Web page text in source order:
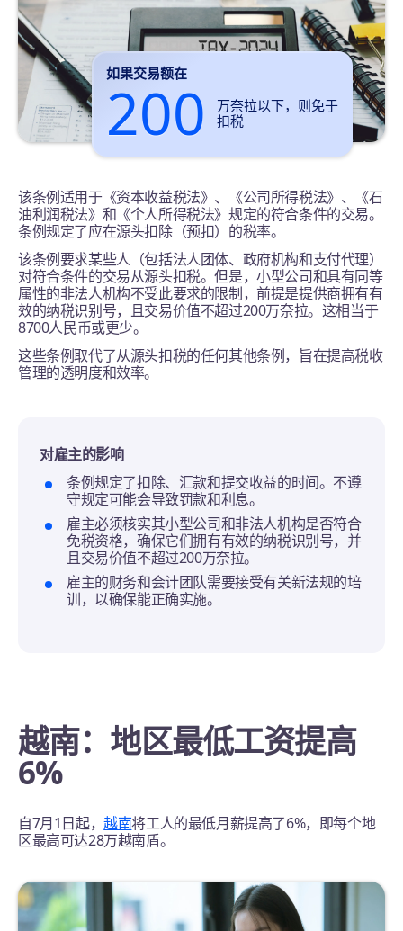
如果交易额在
200
万奈拉以下，则免于
扣税
该条例适用于《资本收益税法》、《公司所得税法》、《石
油利润税法》和《个人所得税法》规定的符合条件的交易。
条例规定了应在源头扣除（预扣）的税率。
该条例要求某些人（包括法人团体、政府机构和支付代理）
对符合条件的交易从源头扣税。但是，小型公司和具有同等
属性的非法人机构不受此要求的限制，前提是提供商拥有有
效的纳税识别号，且交易价值不超过200万奈拉。这相当于
8700人民币或更少。
这些条例取代了从源头扣税的任何其他条例，旨在提高税收
管理的透明度和效率。
对雇主的影响
条例规定了扣除、汇款和提交收益的时间。不遵
守规定可能会导致罚款和利息。
雇主必须核实其小型公司和非法人机构是否符合
免税资格，确保它们拥有有效的纳税识别号，并
且交易价值不超过200万奈拉。
雇主的财务和会计团队需要接受有关新法规的培
训，以确保能正确实施。
越南：地区最低工资提高
6%
自7月1日起，越南将工人的最低月薪提高了6%，即每个地
区最高可达28万越南盾。